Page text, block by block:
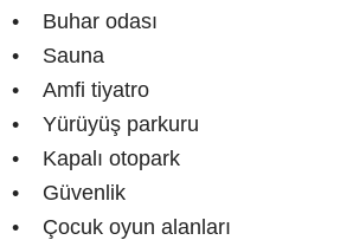
• Buhar odası
• Sauna
• Amfi tiyatro
• Yürüyüş parkuru
• Kapalı otopark
• Güvenlik
• Çocuk oyun alanları